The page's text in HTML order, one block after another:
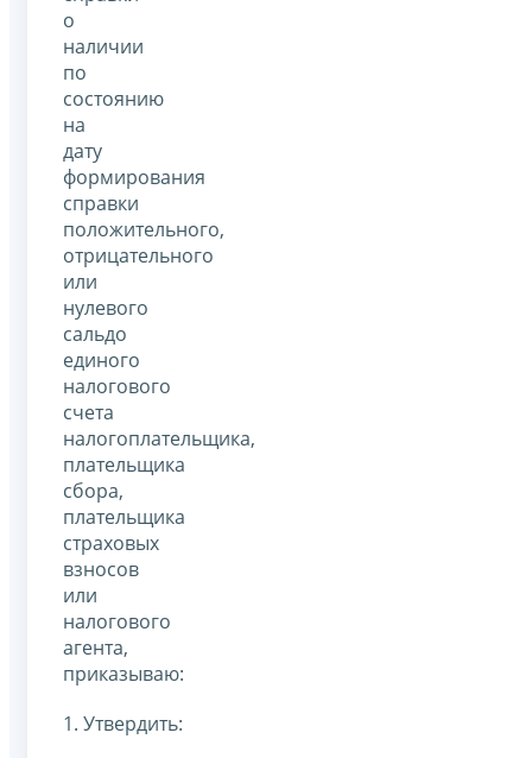
о
наличии
по
состоянию
на
дату
формирования
справки
положительного,
отрицательного
или
нулевого
сальдо
единого
налогового
счета
налогоплательщика,
плательщика
сбора,
плательщика
страховых
взносов
или
налогового
агента,
приказываю:
1. Утвердить: